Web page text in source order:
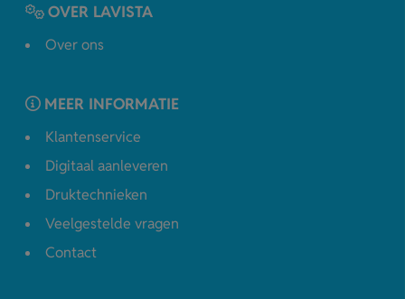
OVER LAVISTA
Over ons
MEER INFORMATIE
Klantenservice
Digitaal aanleveren
Druktechnieken
Veelgestelde vragen
Contact